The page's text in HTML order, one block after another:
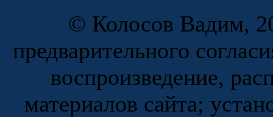
© Колосов Вадим,
предварительного
воспроизведение,
материалов сайта;